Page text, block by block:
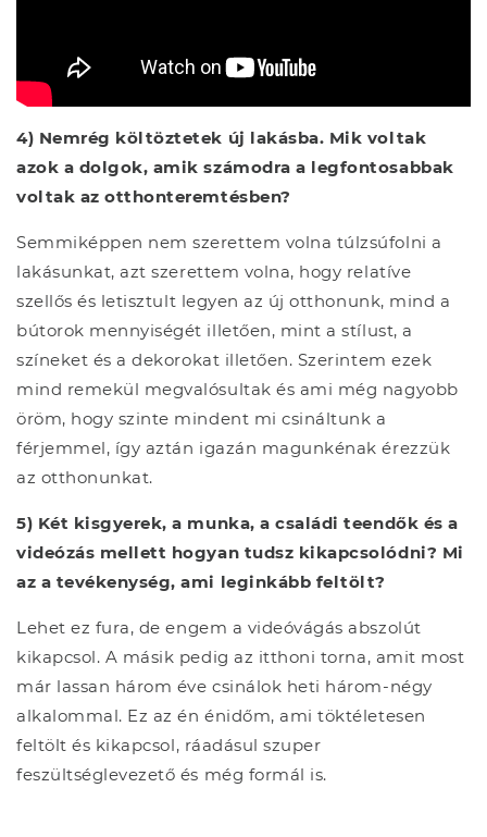
4) Nemrég költöztetek új lakásba. Mik voltak
azok a dolgok, amik számodra a legfontosabbak
voltak az otthonteremtésben?
Semmiképpen nem szerettem volna túlzsúfolni a
lakásunkat, azt szerettem volna, hogy relatíve
szellős és letisztult legyen az új otthonunk, mind a
bútorok mennyiségét illetően, mint a stílust, a
színeket és a dekorokat illetően. Szerintem ezek
mind remekül megvalósultak és ami még nagyobb
öröm, hogy szinte mindent mi csináltunk a
férjemmel, így aztán igazán magunkénak érezzük
az otthonunkat.
5) Két kisgyerek, a munka, a családi teendők és a
videózás mellett hogyan tudsz kikapcsolódni? Mi
az a tevékenység, ami leginkább feltölt?
Lehet ez fura, de engem a videóvágás abszolút
kikapcsol. A másik pedig az itthoni torna, amit most
már lassan három éve csinálok heti három-négy
alkalommal. Ez az én énidőm, ami töktéletesen
feltölt és kikapcsol, ráadásul szuper
feszültséglevezető és még formál is.